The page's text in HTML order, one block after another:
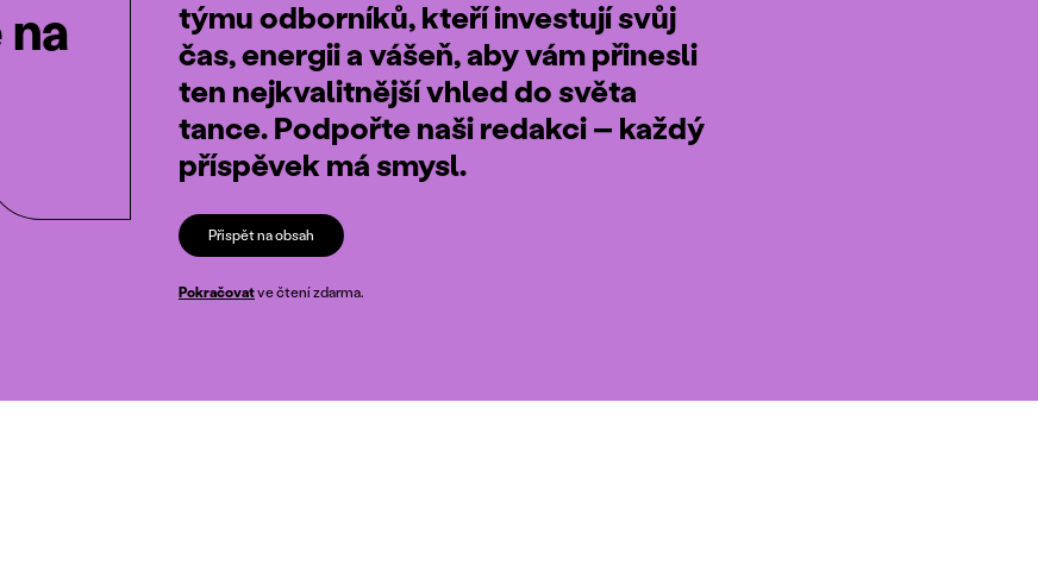
týmu odborníků, kteří investují svůj
čas, energii a vášeň, aby vám přinesli
ten nejkvalitnější vhled do světa
tance. Podpořte naši redakci – každý
příspěvek má smysl.
Přispět na obsah
Pokračovatve čtení zdarma.